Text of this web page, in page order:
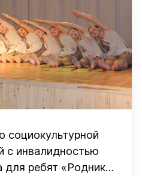
социокультурной
с инвалидностью
для ребят «Родника»